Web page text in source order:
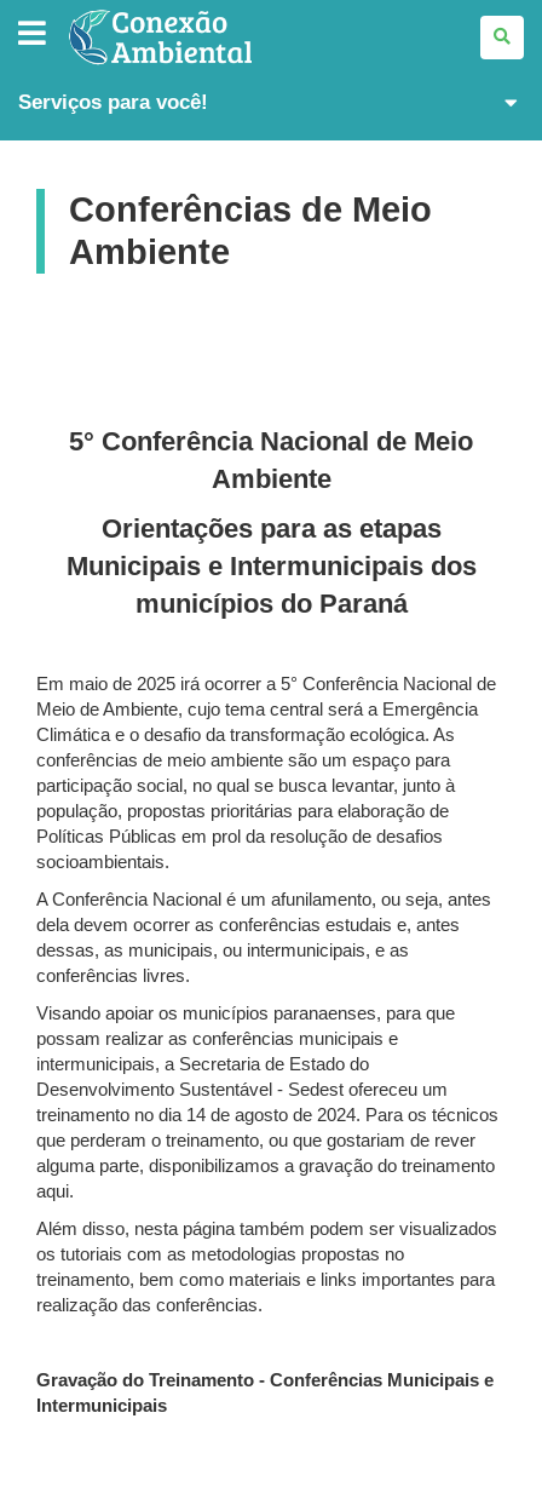
CONEXÃO
AMBIENTAL
Serviços para você!
Conferências de Meio
Ambiente
5° Conferência Nacional de Meio
Ambiente
Orientações para as etapas
Municipais e Intermunicipais dos
municípios do Paraná
Em maio de 2025 irá ocorrer a 5° Conferência Nacional de
Meio de Ambiente, cujo tema central será a Emergência
Climática e o desafio da transformação ecológica. As
conferências de meio ambiente são um espaço para
participação social, no qual se busca levantar, junto à
população, propostas prioritárias para elaboração de
Políticas Públicas em prol da resolução de desafios
socioambientais.
A Conferência Nacional é um afunilamento, ou seja, antes
dela devem ocorrer as conferências estudais e, antes
dessas, as municipais, ou intermunicipais, e as
conferências livres.
Visando apoiar os municípios paranaenses, para que
possam realizar as conferências municipais e
intermunicipais, a Secretaria de Estado do
Desenvolvimento Sustentável - Sedest ofereceu um
treinamento no dia 14 de agosto de 2024. Para os técnicos
que perderam o treinamento, ou que gostariam de rever
alguma parte, disponibilizamos a gravação do treinamento
aqui.
Além disso, nesta página também podem ser visualizados
os tutoriais com as metodologias propostas no
treinamento, bem como materiais e links importantes para
realização das conferências.
Gravação do Treinamento - Conferências Municipais e
Intermunicipais